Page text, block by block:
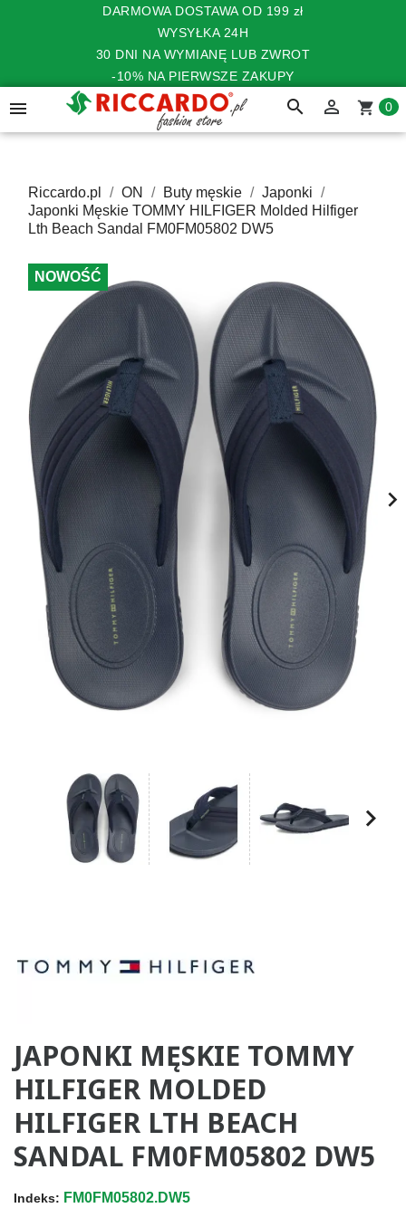
DARMOWA DOSTAWA OD 199 zł
WYSYŁKA 24H
30 DNI NA WYMIANĘ LUB ZWROT
-10% NA PIERWSZE ZAKUPY
 search  shopping_cart 0
Riccardo.pl ON Buty męskie
Japonki
Japonki Męskie TOMMY HILFIGER Molded Hilfiger
Lth Beach Sandal FM0FM05802 DW5
NOWOŚĆ

JAPONKI MĘSKIE TOMMY
HILFIGER MOLDED
HILFIGER LTH BEACH
SANDAL FM0FM05802 DW5
Indeks: FM0FM05802.DW5